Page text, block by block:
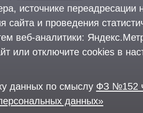
регистрация, используя профиль в:
© 2004—2026
источнике
сайта и проведения
веб-аналитики:
или отключите cookies в
данных по смыслу ФЗ №152
данных»